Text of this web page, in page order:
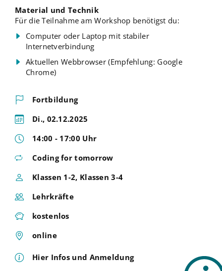
Material und Technik
Für die Teilnahme am Workshop benötigst du:
Computer oder Laptop mit stabiler
Internetverbindung
Aktuellen Webbrowser (Empfehlung: Google
Chrome)
Fortbildung
Di., 02.12.2025
14:00 - 17:00 Uhr
Coding for tomorrow
Klassen 1-2, Klassen 3-4
Lehrkräfte
kostenlos
online
Hier Infos und Anmeldung